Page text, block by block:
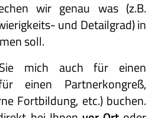
wir genau was (z.B.
und Detailgrad) in
soll.
mich auch für einen
einen Partnerkongreß,
Fortbildung, etc.) buchen.